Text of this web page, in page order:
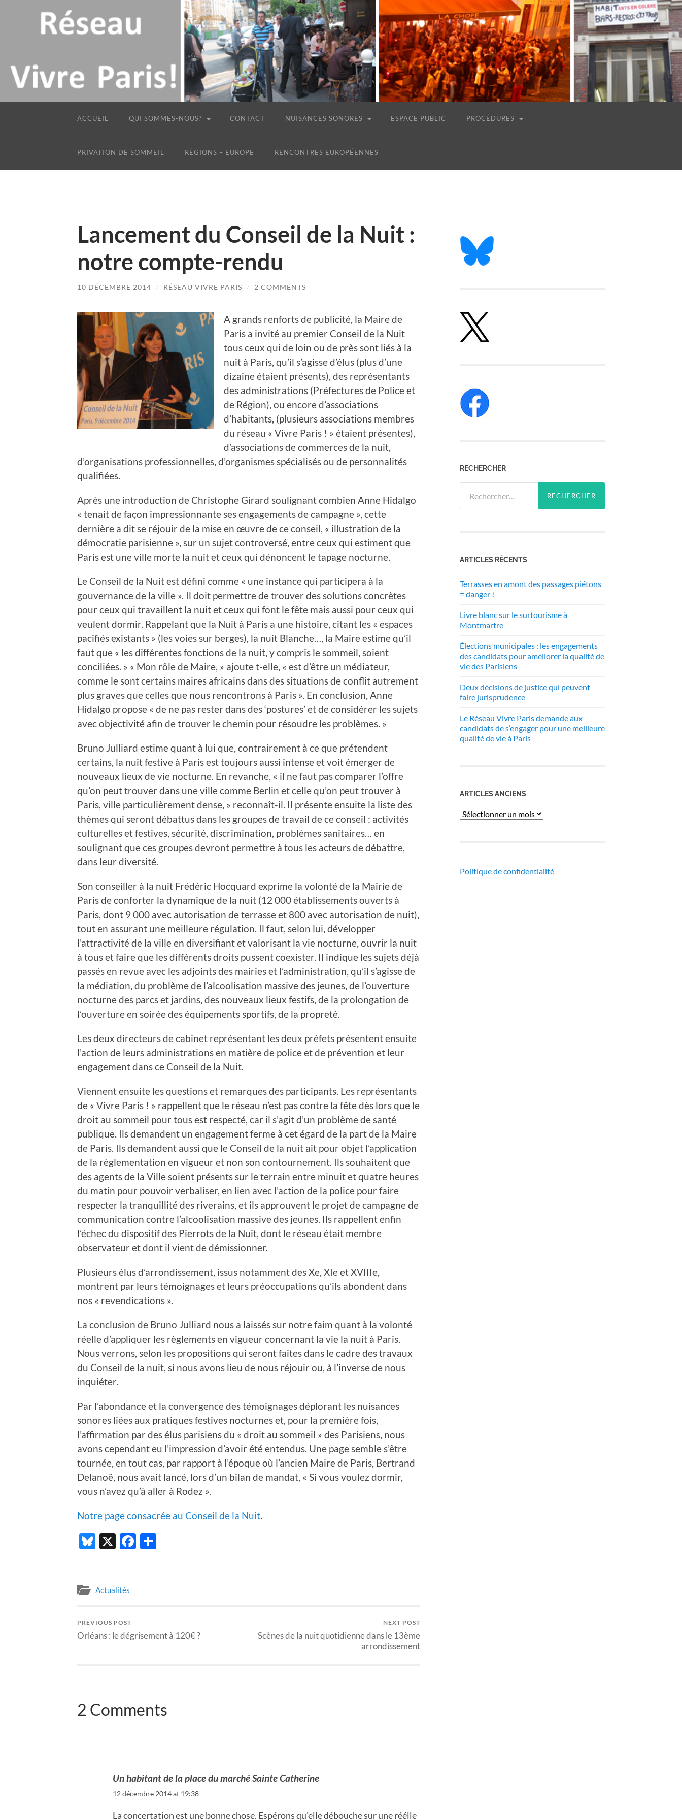
ACCUEIL QUI SOMMES-NOUS? CONTACT NUISANCES SONORES ESPACE PUBLIC PROCÉDURES
PRIVATION DE SOMMEIL RÉGIONS – EUROPE RENCONTRES EUROPÉENNES
Lancement du Conseil de la Nuit :
notre compte-rendu
10 DÉCEMBRE 2014 / RÉSEAU VIVRE PARIS / 2 COMMENTS
A grands renforts de publicité, la Maire de
Paris a invité au premier Conseil de la Nuit
tous ceux qui de loin ou de près sont liés à la
nuit à Paris, qu’il s’agisse d’élus (plus d’une
dizaine étaient présents), des représentants
des administrations (Préfectures de Police et
de Région), ou encore d’associations
d’habitants, (plusieurs associations membres
du réseau « Vivre Paris ! » étaient présentes),
d’associations de commerces de la nuit,
d’organisations professionnelles, d’organismes spécialisés ou de personnalités
qualifiées.
Après une introduction de Christophe Girard soulignant combien Anne Hidalgo
« tenait de façon impressionnante ses engagements de campagne », cette
dernière a dit se réjouir de la mise en œuvre de ce conseil, « illustration de la
démocratie parisienne », sur un sujet controversé, entre ceux qui estiment que
Paris est une ville morte la nuit et ceux qui dénoncent le tapage nocturne.
Le Conseil de la Nuit est défini comme « une instance qui participera à la
gouvernance de la ville ». Il doit permettre de trouver des solutions concrètes
pour ceux qui travaillent la nuit et ceux qui font le fête mais aussi pour ceux qui
veulent dormir. Rappelant que la Nuit à Paris a une histoire, citant les « espaces
pacifiés existants » (les voies sur berges), la nuit Blanche…, la Maire estime qu’il
faut que « les différentes fonctions de la nuit, y compris le sommeil, soient
conciliées. » « Mon rôle de Maire, » ajoute t-elle, « est d’être un médiateur,
comme le sont certains maires africains dans des situations de conflit autrement
plus graves que celles que nous rencontrons à Paris ». En conclusion, Anne
Hidalgo propose « de ne pas rester dans des ‘postures’ et de considérer les sujets
avec objectivité afin de trouver le chemin pour résoudre les problèmes. »
Bruno Julliard estime quant à lui que, contrairement à ce que prétendent
certains, la nuit festive à Paris est toujours aussi intense et voit émerger de
nouveaux lieux de vie nocturne. En revanche, « il ne faut pas comparer l’offre
qu’on peut trouver dans une ville comme Berlin et celle qu’on peut trouver à
Paris, ville particulièrement dense, » reconnaît-il. Il présente ensuite la liste des
thèmes qui seront débattus dans les groupes de travail de ce conseil : activités
culturelles et festives, sécurité, discrimination, problèmes sanitaires… en
soulignant que ces groupes devront permettre à tous les acteurs de débattre,
dans leur diversité.
Son conseiller à la nuit Frédéric Hocquard exprime la volonté de la Mairie de
Paris de conforter la dynamique de la nuit (12 000 établissements ouverts à
Paris, dont 9 000 avec autorisation de terrasse et 800 avec autorisation de nuit),
tout en assurant une meilleure régulation. Il faut, selon lui, développer
l’attractivité de la ville en diversifiant et valorisant la vie nocturne, ouvrir la nuit
à tous et faire que les différents droits pussent coexister. Il indique les sujets déjà
passés en revue avec les adjoints des mairies et l’administration, qu’il s’agisse de
la médiation, du problème de l’alcoolisation massive des jeunes, de l’ouverture
nocturne des parcs et jardins, des nouveaux lieux festifs, de la prolongation de
l’ouverture en soirée des équipements sportifs, de la propreté.
Les deux directeurs de cabinet représentant les deux préfets présentent ensuite
l’action de leurs administrations en matière de police et de prévention et leur
engagement dans ce Conseil de la Nuit.
Viennent ensuite les questions et remarques des participants. Les représentants
de « Vivre Paris ! » rappellent que le réseau n’est pas contre la fête dès lors que le
droit au sommeil pour tous est respecté, car il s’agit d’un problème de santé
publique. Ils demandent un engagement ferme à cet égard de la part de la Maire
de Paris. Ils demandent aussi que le Conseil de la nuit ait pour objet l’application
de la règlementation en vigueur et non son contournement. Ils souhaitent que
des agents de la Ville soient présents sur le terrain entre minuit et quatre heures
du matin pour pouvoir verbaliser, en lien avec l’action de la police pour faire
respecter la tranquillité des riverains, et ils approuvent le projet de campagne de
communication contre l’alcoolisation massive des jeunes. Ils rappellent enfin
l’échec du dispositif des Pierrots de la Nuit, dont le réseau était membre
observateur et dont il vient de démissionner.
Plusieurs élus d’arrondissement, issus notamment des Xe, XIe et XVIIIe,
montrent par leurs témoignages et leurs préoccupations qu’ils abondent dans
nos « revendications ».
La conclusion de Bruno Julliard nous a laissés sur notre faim quant à la volonté
réelle d’appliquer les règlements en vigueur concernant la vie la nuit à Paris.
Nous verrons, selon les propositions qui seront faites dans le cadre des travaux
du Conseil de la nuit, si nous avons lieu de nous réjouir ou, à l’inverse de nous
inquiéter.
Par l’abondance et la convergence des témoignages déplorant les nuisances
sonores liées aux pratiques festives nocturnes et, pour la première fois,
l’affirmation par des élus parisiens du « droit au sommeil » des Parisiens, nous
avons cependant eu l’impression d’avoir été entendus. Une page semble s’être
tournée, en tout cas, par rapport à l’époque où l’ancien Maire de Paris, Bertrand
Delanoë, nous avait lancé, lors d’un bilan de mandat, « Si vous voulez dormir,
vous n’avez qu’à aller à Rodez ».
Notre page consacrée au Conseil de la Nuit
Bluesky
X Facebook
Actualités
PREVIOUS POST
Orléans : le dégrisement à 120€ ?
NEXT POST
Scènes de la nuit quotidienne dans le 13ème
arrondissement
2 Comments
Un habitant de la place du marché Sainte Catherine
12 décembre 2014 at 19:38
La concertation est une bonne chose. Espérons qu’elle débouche sur une réélle
RECHERCHER
ARTICLES RÉCENTS
Terrasses en amont des passages piétons
= danger !
Livre blanc sur le surtourisme à
Montmartre
Élections municipales : les engagements
des candidats pour améliorer la qualité de
vie des Parisiens
Deux décisions de justice qui peuvent
faire jurisprudence
Le Réseau Vivre Paris demande aux
candidats de s’engager pour une meilleure
qualité de vie à Paris
ARTICLES ANCIENS
Articles
Politique de confidentialité